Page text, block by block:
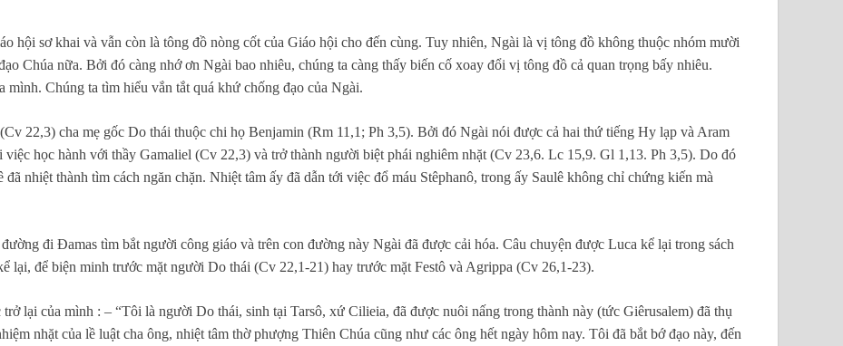
hội sơ khai và vẫn còn là tông đồ nòng cốt của Giáo hội cho đến cùng. Tuy nhiên, Ngài là vị tông đồ không thuộc nhóm mười
Chúa nữa. Bởi đó càng nhớ ơn Ngài bao nhiêu, chúng ta càng thấy biến cố xoay đổi vị tông đồ cả quan trọng bấy nhiêu.
Chúng ta tìm hiểu vắn tắt quá khứ chống đạo của Ngài.
22,3) cha mẹ gốc Do thái thuộc chi họ Benjamin (Rm 11,1; Ph 3,5). Bởi đó Ngài nói được cả hai thứ tiếng Hy lạp và Aram
học hành với thầy Gamaliel (Cv 22,3) và trở thành người biệt phái nghiêm nhặt (Cv 23,6. Lc 15,9. Gl 1,13. Ph 3,5). Do đó
nhiệt thành tìm cách ngăn chặn. Nhiệt tâm ấy đã dẫn tới việc đổ máu Stêphanô, trong ấy Saulê không chỉ chứng kiến mà
đi Đamas tìm bắt người công giáo và trên con đường này Ngài đã được cải hóa. Câu chuyện được Luca kể lại trong sách
lại, để biện minh trước mặt người Do thái (Cv 22,1-21) hay trước mặt Festô và Agrippa (Cv 26,1-23).
lại của mình : – “Tôi là người Do thái, sinh tại Tarsô, xứ Cilieia, đã được nuôi nấng trong thành này (tức Giêrusalem) đã thụ
nhặt của lề luật cha ông, nhiệt tâm thờ phượng Thiên Chúa cũng như các ông hết ngày hôm nay. Tôi đã bắt bớ đạo này, đến